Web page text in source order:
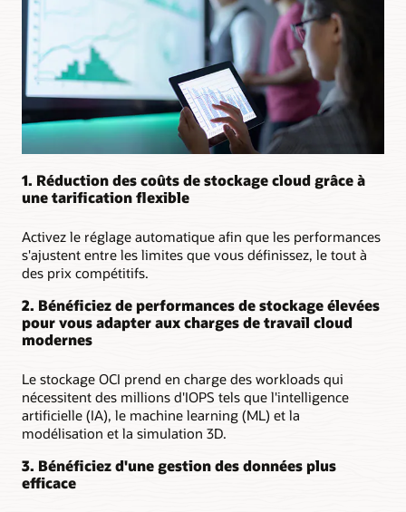
1. Réduction des coûts de stockage cloud grâce à
une tarification flexible
Activez le réglage automatique afin que les performances
s'ajustent entre les limites que vous définissez, le tout à
des prix compétitifs.
2. Bénéficiez de performances de stockage élevées
pour vous adapter aux charges de travail cloud
modernes
Le stockage OCI prend en charge des workloads qui
nécessitent des millions d'IOPS tels que l'intelligence
artificielle (IA), le machine learning (ML) et la
modélisation et la simulation 3D.
3. Bénéficiez d'une gestion des données plus
efficace